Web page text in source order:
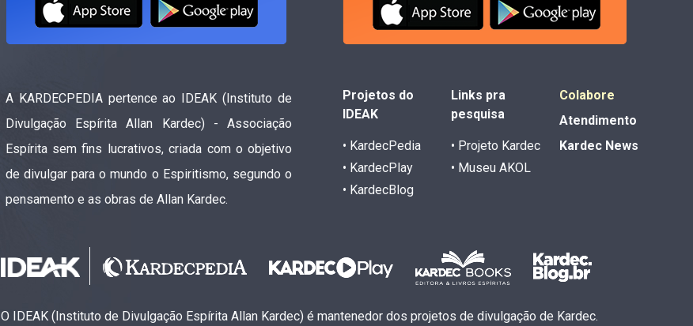
A KARDECPEDIA pertence ao IDEAK (Instituto de
Divulgação Espírita Allan Kardec) - Associação
Espírita sem fins lucrativos, criada com o objetivo
de divulgar para o mundo o Espiritismo, segundo o
pensamento e as obras de Allan Kardec.
Projetos do
IDEAK
• KardecPedia
• KardecPlay
• KardecBlog
Links pra
pesquisa
• Projeto Kardec
• Museu AKOL
Colabore
Atendimento
Kardec News
O IDEAK (Instituto de Divulgação Espírita Allan Kardec) é mantenedor dos projetos de divulgação de Kardec.